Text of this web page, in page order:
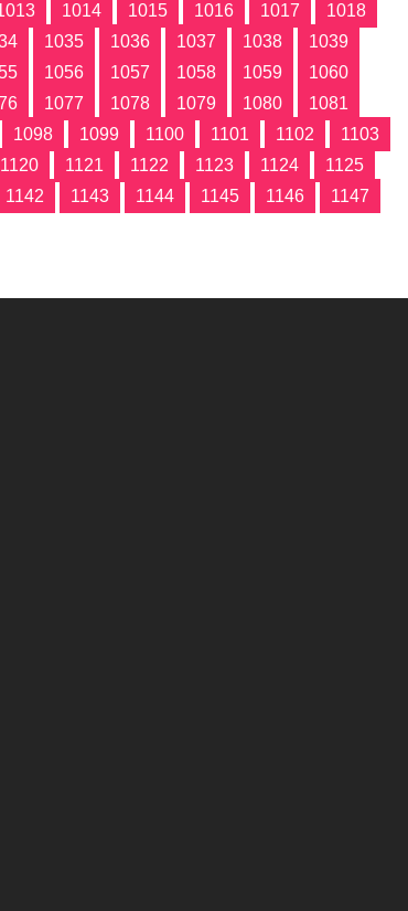
1014 1015 1016 1017
1018
1035 1036 1037 1038
1039
1056 1057 1058 1059
1060
1077 1078 1079 1080
1081
1098 1099 1100 1101 1102
1103
1120 1121 1122 1123 1124
1125
1142 1143 1144 1145 1146
1147